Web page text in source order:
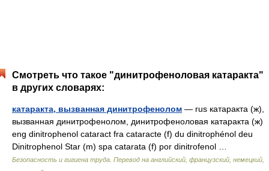
Смотреть что такое "динитрофеноловая катаракта"
в других словарях:
катаракта, вызванная динитрофенолом — rus катаракта (ж),
вызванная динитрофенолом, динитрофеноловая катаракта (ж)
eng dinitrophenol cataract fra cataracte (f) du dinitrophénol deu
Dinitrophenol Star (m) spa catarata (f) por dinitrofenol …
Безопасность и гигиена труда. Перевод на английский, французский, немецкий,